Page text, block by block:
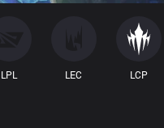
LPL LEC LCP